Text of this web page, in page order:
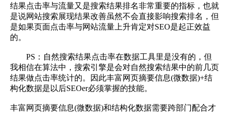
结果点击率与流量又是搜索结果排名非常重要的指标，也就
是说网站搜索展现结果改善虽然不会直接影响搜索排名，但
是如果页面点击率与网站流量上升肯定对SEO是起正效益
的。
PS：自然搜索结果点击率在数据工具里是没有的，但
我相信在算法中，搜索引擎是会对自然搜索结果中的前几页
结果做点击率统计的。因此丰富网页摘要信息(微数据)+结
构化数据是以后SEOer必须掌握的技能。
丰富网页摘要信息(微数据)和结构化数据需要跨部门配合才